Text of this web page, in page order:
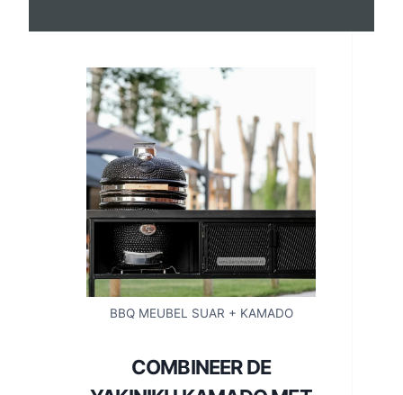
BBQ MEUBEL SUAR + KAMADO
COMBINEER DE